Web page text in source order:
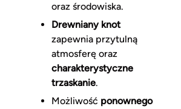
oraz środowiska.
Drewniany knot
zapewnia przytulną
atmosferę oraz
charakterystyczne
trzaskanie.
Możliwość ponownego